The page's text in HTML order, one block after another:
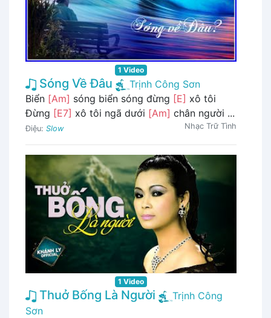
1 Video
Sóng Về Đâu
Trịnh Công Sơn
Biển [Am] sóng biển sóng đừng [E] xô tôi
Đừng [E7] xô tôi ngã dưới [Am] chân người ...
Điệu: Slow Nhạc Trữ Tình
1 Video
Thuở Bống Là Người
Trịnh Công
Sơn